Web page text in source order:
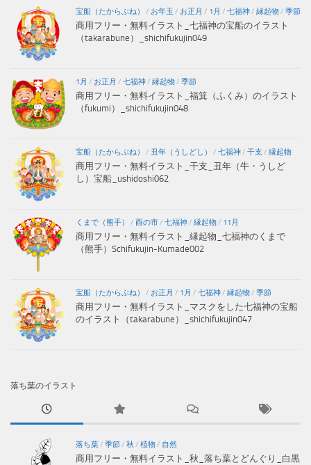
宝船（たからぶね） / お年玉 / お正月 / 1月 / 七福神/ 縁起物/ 季節
商用フリー・無料イラスト_七福神の宝船のイラスト
（takarabune）_shichifukujin049
1月 / お正月 / 七福神/ 縁起物/ 季節
商用フリー・無料イラスト_福箕（ふくみ）のイラスト
（fukumi）_shichifukujin048
宝船（たからぶね） / 丑年（うしどし） / 七福神/ 干支 / 縁起物
商用フリー・無料イラスト_干支_丑年（牛・うしど
し）宝船_ushidoshi062
くまで（熊手） / 酉の市/ 七福神/ 縁起物/ 11月
商用フリー・無料イラスト_縁起物_七福神のくまで
（熊手）Schifukujin-Kumade002
宝船（たからぶね） / お正月 / 1月 / 七福神/ 縁起物/ 季節
商用フリー・無料イラスト_マスクをした七福神の宝船
のイラスト（takarabune）_shichifukujin047
落ち葉のイラスト
落ち葉/ 季節/ 秋 / 植物/ 自然
商用フリー・無料イラスト_秋_落ち葉とどんぐり_白黒